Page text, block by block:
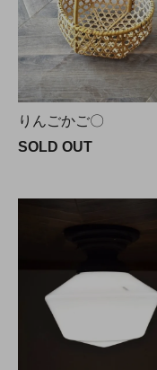
りんごかご〇
SOLD OUT